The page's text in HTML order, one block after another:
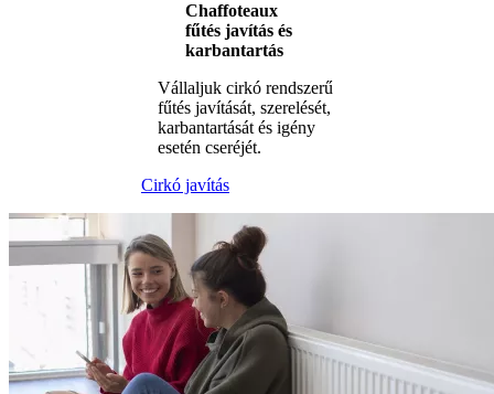
Chaffoteaux
fűtés javítás és
karbantartás
Vállaljuk cirkó rendszerű
fűtés javítását, szerelését,
karbantartását és igény
esetén cseréjét.
Cirkó javítás